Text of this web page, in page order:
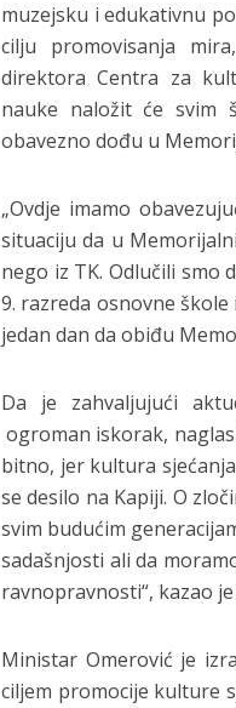
muzejsku i edukativnu
cilju promovisanja
direktora Centra za
nauke naložit će svim
obavezno dođu u
„Ovdje imamo
situaciju da u
nego iz TK. Odlučili smo
9. razreda osnovne
jedan dan da obiđu
Da je zahvaljujući
ogroman iskorak,
bitno, jer kultura
se desilo na Kapiji. O
svim budućim
sadašnjosti ali da
ravnopravnosti“, kazao
Ministar Omerović je
ciljem promocije kulture